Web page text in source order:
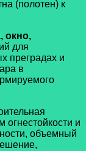
(полотен) к
окно,
для
преградах и
в
и
объемный